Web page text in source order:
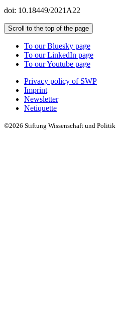
doi: 10.18449/2021A22
Scroll to the top of the page
To our Bluesky page
To our LinkedIn page
To our Youtube page
Privacy policy of SWP
Imprint
Newsletter
Netiquette
©2026 Stiftung Wissenschaft und Politik